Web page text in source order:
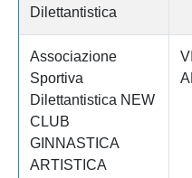
Dilettantistica
Associazione
Sportiva
Dilettantistica NEW
CLUB
GINNASTICA
ARTISTICA